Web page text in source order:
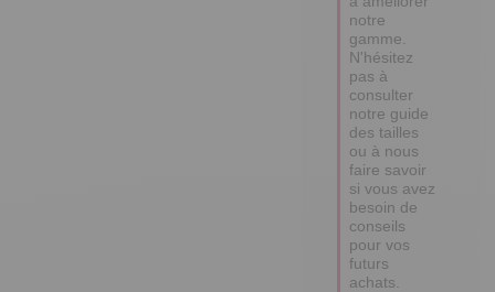
notre
gamme.
N'hésitez
pas à
consulter
notre guide
des tailles
ou à nous
faire savoir
si vous avez
besoin de
conseils
pour vos
futurs
achats.